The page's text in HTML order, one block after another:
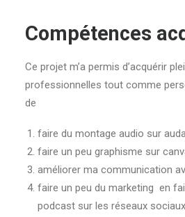
Compétences
Ce projet m’a permis d’acquérir
professionnelles tout comme
de
faire du montage audio sur
faire un peu graphisme sur
améliorer ma communication
faire un peu du marketing en
podcast sur les réseaux sociaux